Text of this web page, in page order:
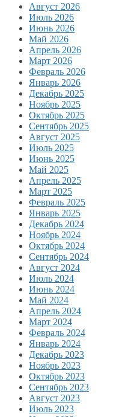
Август 2026
Июль 2026
Июнь 2026
Май 2026
Апрель 2026
Март 2026
Февраль 2026
Январь 2026
Декабрь 2025
Ноябрь 2025
Октябрь 2025
Сентябрь 2025
Август 2025
Июль 2025
Июнь 2025
Май 2025
Апрель 2025
Март 2025
Февраль 2025
Январь 2025
Декабрь 2024
Ноябрь 2024
Октябрь 2024
Сентябрь 2024
Август 2024
Июль 2024
Июнь 2024
Май 2024
Апрель 2024
Март 2024
Февраль 2024
Январь 2024
Декабрь 2023
Ноябрь 2023
Октябрь 2023
Сентябрь 2023
Август 2023
Июль 2023